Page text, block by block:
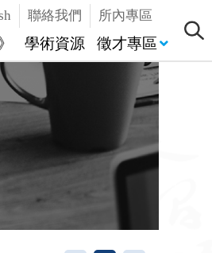
聯絡我們 所內專區
學術資源 徵才專區